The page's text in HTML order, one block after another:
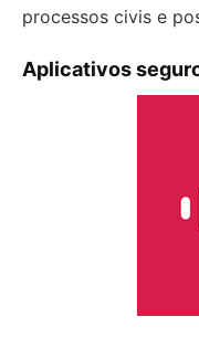
processos civis e
Aplicativos